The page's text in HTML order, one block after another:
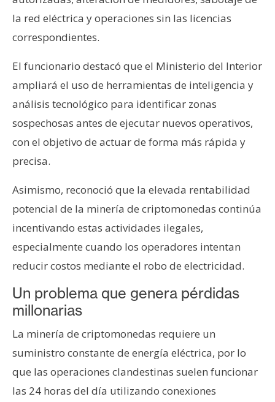
la red eléctrica y operaciones sin las licencias
correspondientes.
El funcionario destacó que el Ministerio del Interior
ampliará el uso de herramientas de inteligencia y
análisis tecnológico para identificar zonas
sospechosas antes de ejecutar nuevos operativos,
con el objetivo de actuar de forma más rápida y
precisa.
Asimismo, reconoció que la elevada rentabilidad
potencial de la minería de criptomonedas continúa
incentivando estas actividades ilegales,
especialmente cuando los operadores intentan
reducir costos mediante el robo de electricidad.
Un problema que genera pérdidas
millonarias
La minería de criptomonedas requiere un
suministro constante de energía eléctrica, por lo
que las operaciones clandestinas suelen funcionar
las 24 horas del día utilizando conexiones